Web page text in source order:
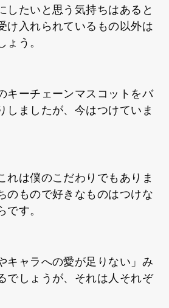
したいと思う気持ちはあると
け入れられているもの以外は
ょう。
キーチェーンマスコットをバ
しましたが、今はつけていま
れは僕のこだわりでもありま
のもので好きなものはつけな
です。
キャラへの愛が足りない」み
でしょうが、それは人それぞ